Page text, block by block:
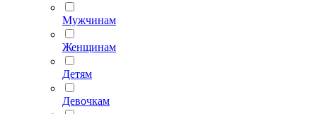
Мужчинам
Женщинам
Детям
Девочкам